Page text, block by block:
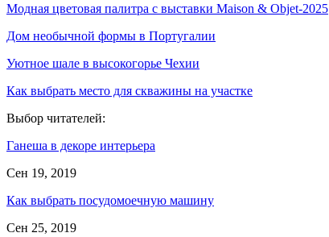
Модная цветовая палитра с выставки Maison & Objet-2025
Дом необычной формы в Португалии
Уютное шале в высокогорье Чехии
Как выбрать место для скважины на участке
Выбор читателей:
Ганеша в декоре интерьера
Сен 19, 2019
Как выбрать посудомоечную машину
Сен 25, 2019